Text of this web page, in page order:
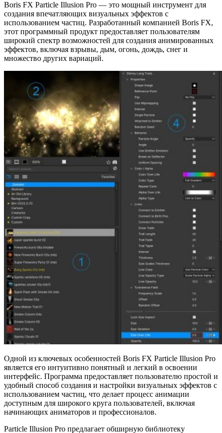
Boris FX Particle Illusion Pro — это мощный инструмент для
создания впечатляющих визуальных эффектов с
использованием частиц. Разработанный компанией Boris FX,
этот программный продукт предоставляет пользователям
широкий спектр возможностей для создания анимированных
эффектов, включая взрывы, дым, огонь, дождь, снег и
множество других вариаций.
Одной из ключевых особенностей Boris FX Particle Illusion Pro
является его интуитивно понятный и легкий в освоении
интерфейс. Программа предоставляет пользователю простой и
удобный способ создания и настройки визуальных эффектов с
использованием частиц, что делает процесс анимации
доступным для широкого круга пользователей, включая
начинающих аниматоров и профессионалов.
Particle Illusion Pro предлагает обширную библиотеку